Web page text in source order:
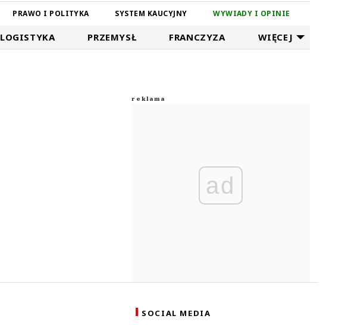
PRAWO I POLITYKA SYSTEM KAUCYJNY WYWIADY I OPINIE
LOGISTYKA PRZEMYSŁ FRANCZYZA WIĘCEJ
ad
SOCIAL MEDIA